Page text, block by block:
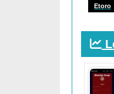
Etoro